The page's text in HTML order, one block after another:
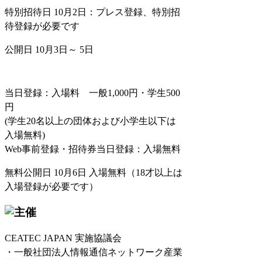
特別招待日 10月2日：プレス登録、特別招
待登録が必要です
公開日 10月3日～ 5日
当日登録：入場料 一般1,000円・学生500
円
(学生20名以上の団体および小学生以下は
入場無料)
Web事前登録・招待券当日登録：入場無料
無料公開日 10月6日 入場無料（18才以上は
入場登録が必要です）
CEATEC JAPAN 実施協議会
・一般社団法人情報通信ネットワーク産業